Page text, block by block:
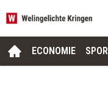
ECONOMIE